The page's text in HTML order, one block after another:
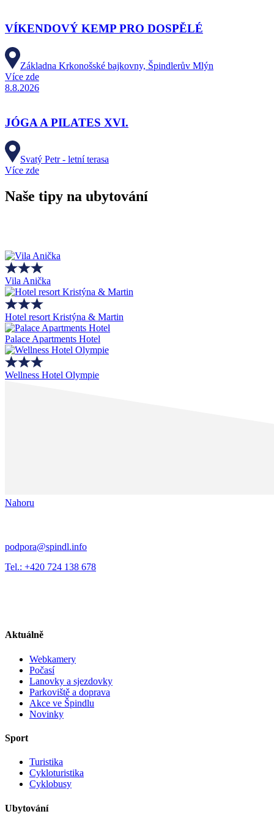
VÍKENDOVÝ KEMP PRO DOSPĚLÉ
Základna Krkonošské bajkovny, Špindlerův Mlýn
Více zde
8.8.2026
JÓGA A PILATES XVI.
Svatý Petr - letní terasa
Více zde
Naše tipy na ubytování
Vila Anička
Hotel resort Kristýna & Martin
Palace Apartments Hotel
Wellness Hotel Olympie
Nahoru
podpora@spindl.info
Tel.: +420 724 138 678
Aktuálně
Webkamery
Počasí
Lanovky a sjezdovky
Parkoviště a doprava
Akce ve Špindlu
Novinky
Sport
Turistika
Cykloturistika
Cyklobusy
Ubytování